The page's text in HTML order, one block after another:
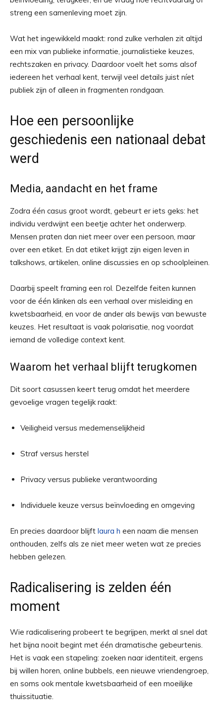
streng een samenleving moet zijn.
Wat het ingewikkeld maakt: rond zulke verhalen zit altijd
een mix van publieke informatie, journalistieke keuzes,
rechtszaken en privacy. Daardoor voelt het soms alsof
iedereen het verhaal kent, terwijl veel details juist níet
publiek zijn of alleen in fragmenten rondgaan.
Hoe een persoonlijke
geschiedenis een nationaal debat
werd
Media, aandacht en het frame
Zodra één casus groot wordt, gebeurt er iets geks: het
individu verdwijnt een beetje achter het onderwerp.
Mensen praten dan niet meer over een persoon, maar
over een etiket. En dat etiket krijgt zijn eigen leven in
talkshows, artikelen, online discussies en op schoolpleinen.
Daarbij speelt framing een rol. Dezelfde feiten kunnen
voor de één klinken als een verhaal over misleiding en
kwetsbaarheid, en voor de ander als bewijs van bewuste
keuzes. Het resultaat is vaak polarisatie, nog voordat
iemand de volledige context kent.
Waarom het verhaal blijft terugkomen
Dit soort casussen keert terug omdat het meerdere
gevoelige vragen tegelijk raakt:
Veiligheid versus medemenselijkheid
Straf versus herstel
Privacy versus publieke verantwoording
Individuele keuze versus beïnvloeding en omgeving
En precies daardoor blijft laura h een naam die mensen
onthouden, zelfs als ze niet meer weten wat ze precies
hebben gelezen.
Radicalisering is zelden één
moment
Wie radicalisering probeert te begrijpen, merkt al snel dat
het bijna nooit begint met één dramatische gebeurtenis.
Het is vaak een stapeling: zoeken naar identiteit, ergens
bij willen horen, online bubbels, een nieuwe vriendengroep,
en soms ook mentale kwetsbaarheid of een moeilijke
thuissituatie.